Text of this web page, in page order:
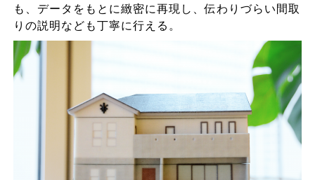
も、データをもとに緻密に再現し、伝わりづらい間取
りの説明なども丁寧に行える。